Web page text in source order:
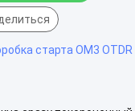
старта OM3 OTDR